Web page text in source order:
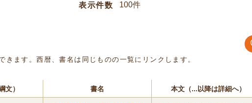
表示件数
きます。西暦、書名は同じものの一覧にリンクします。
文） 書名 本文（...以降は詳細へ）